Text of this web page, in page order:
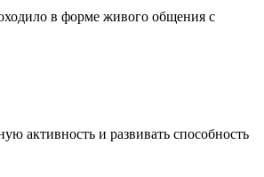
в форме живого общения с
активность и развивать способность